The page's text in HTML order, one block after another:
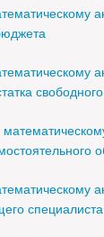
специалиста